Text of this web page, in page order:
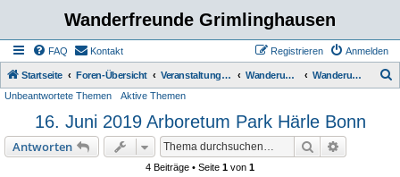
Wanderfreunde Grimlinghausen
FAQ Kontakt Anmelden
Registrieren
Startseite Foren-Übersicht Veranstaltungen / Wanderungen Wanderungen Wanderungen bis 5 km
Unbeantwortete Themen Aktive Themen
16. Juni 2019 Arboretum Park Härle Bonn
Antworten Suche
4 Beiträge • Seite 1 von 1